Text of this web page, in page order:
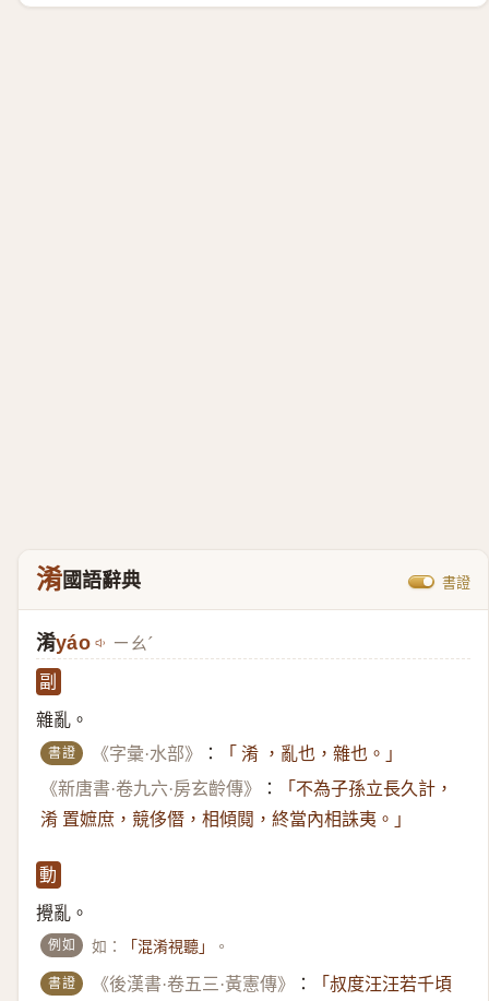
淆國語辭典 書證
淆yáo ㄧㄠˊ
副
雜亂。
書證 《字彙·水部》 ：
「 淆 ，亂也，雜也。」
《新唐書·卷九六·房玄齡傳》
：
「不為子孫立長久計，
淆 置嫬庶，競侈僭，相傾䦧，終當內相誅夷。」
動
攪亂。
例如 如： 「混淆視聽」 。
書證 《後漢書·卷五三·黃憲傳》 ： 「叔度汪汪若千頃